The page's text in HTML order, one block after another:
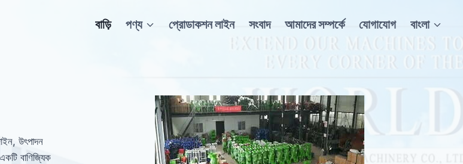
বাড়ি পণ্য প্রোডাকশন লাইন সংবাদ আমাদের সম্পর্কে যোগাযোগ বাংলা
উৎপাদন
বাণিজ্যিক